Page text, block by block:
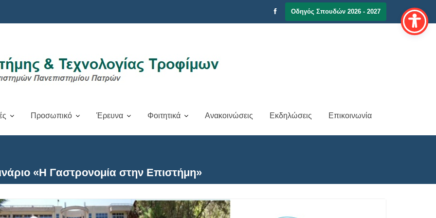
Οδηγός Σπουδών 2026 - 2027
Προσωπικό Έρευνα Φοιτητικά Ανακοινώσεις Εκδηλώσεις Επικοινωνία
«Η Γαστρονομία στην Επιστήμη»